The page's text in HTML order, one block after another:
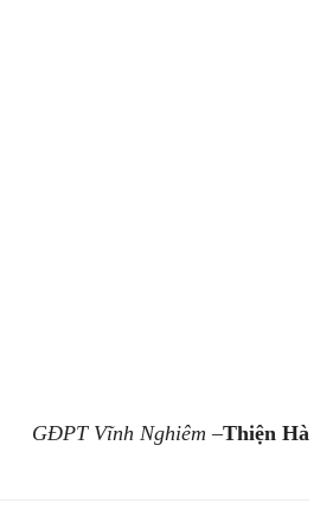
GĐPT Vĩnh Nghiêm–Thiện Hà